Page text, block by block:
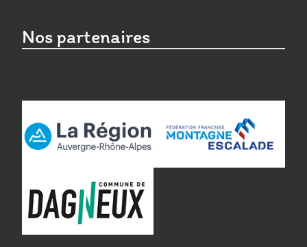
Nos partenaires